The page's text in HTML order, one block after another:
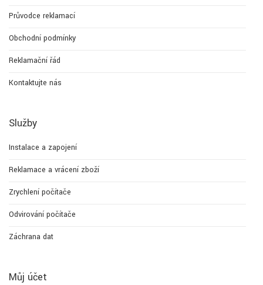
Průvodce reklamací
Obchodní podmínky
Reklamační řád
Kontaktujte nás
Služby
Instalace a zapojení
Reklamace a vrácení zboží
Zrychlení počítače
Odvirování počítače
Záchrana dat
Můj účet